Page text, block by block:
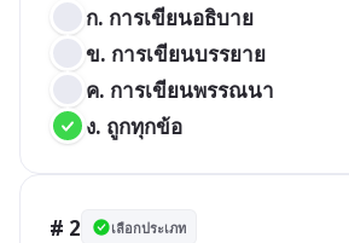
ก. การเขียนอธิบาย
ข. การเขียนบรรยาย
ค. การเขียนพรรณนา
ง. ถูกทุกข้อ
# 2 เลือกประเภท